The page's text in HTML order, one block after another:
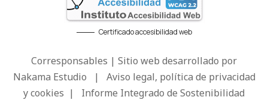
Certificado accesibilidad web
Corresponsables | Sitio web desarrollado por
Nakama Estudio | Aviso legal, política de privacidad
y cookies | Informe Integrado de Sostenibilidad